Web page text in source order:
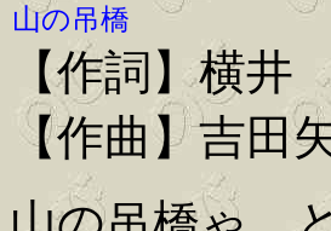
山の吊橋
【作詞】横
【作曲】吉田